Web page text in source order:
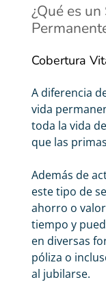
¿Qué es
Cobertura
A diferencia
vida
toda la vida
que las
Además de
este tipo de
ahorro o
tiempo y
en diversas
póliza o
al jubilarse.